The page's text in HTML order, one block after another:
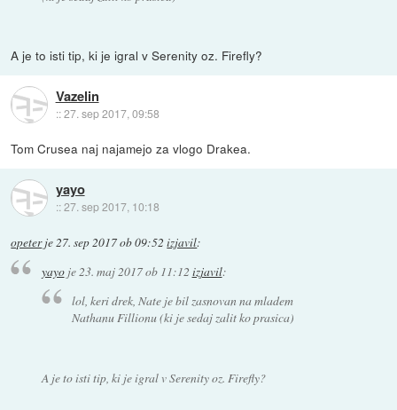
A je to isti tip, ki je igral v Serenity oz. Firefly?
Vazelin
::27. sep 2017, 09:58
Tom Crusea naj najamejo za vlogo Drakea.
yayo
::27. sep 2017, 10:18
opeterje 27. sep 2017 ob 09:52 izjavil:
yayoje23. maj 2017 ob 11:12 izjavil:
lol, keri drek, Nate je bil zasnovan na mladem
Nathanu Fillionu (ki je sedaj zalit ko prasica)
A je to isti tip, ki je igral v Serenity oz. Firefly?